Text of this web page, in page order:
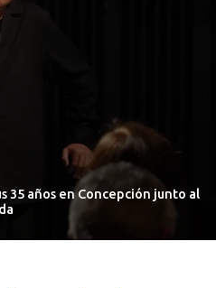
35 años en Concepción junto al